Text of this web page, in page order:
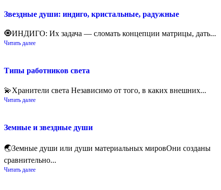
Звездные души: индиго, кристальные, радужные
🧿ИНДИГО: Их задача — сломать концепции матрицы, дать...
Читать далее
Типы работников света
💫Хранители света Независимо от того, в каких внешних...
Читать далее
Земные и звездные души
🌏Земные души или души материальных мировОни созданы
сравнительно...
Читать далее